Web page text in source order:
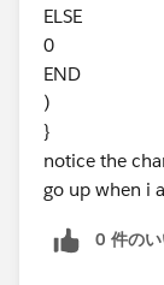
ELSE
0
END
)
}
notice the
go up when i
0 件の